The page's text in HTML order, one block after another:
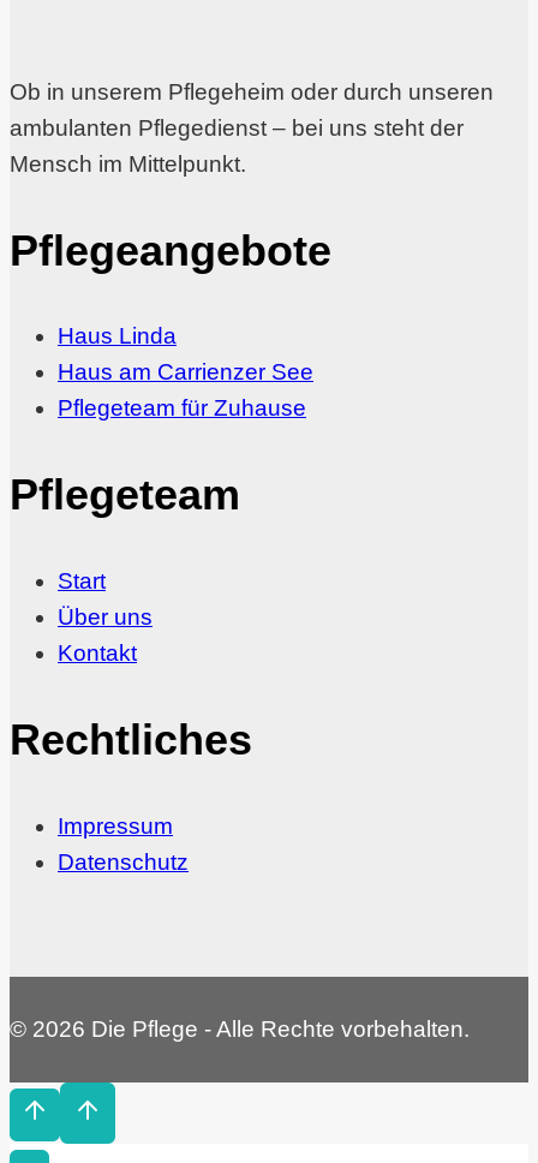
Ob in unserem Pflegeheim oder durch unseren
ambulanten Pflegedienst – bei uns steht der
Mensch im Mittelpunkt.
Pflegeangebote
Haus Linda
Haus am Carrienzer See
Pflegeteam für Zuhause
Pflegeteam
Start
Über uns
Kontakt
Rechtliches
Impressum
Datenschutz
© 2026 Die Pflege - Alle Rechte vorbehalten.